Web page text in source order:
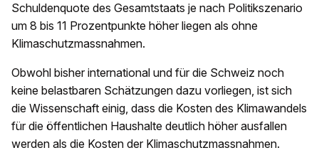
Schuldenquote des Gesamtstaats je nach Politikszenario
um 8 bis 11 Prozentpunkte höher liegen als ohne
Klimaschutzmassnahmen.
Obwohl bisher international und für die Schweiz noch
keine belastbaren Schätzungen dazu vorliegen, ist sich
die Wissenschaft einig, dass die Kosten des Klimawandels
für die öffentlichen Haushalte deutlich höher ausfallen
werden als die Kosten der Klimaschutzmassnahmen.